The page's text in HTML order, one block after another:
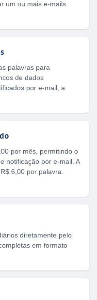
um ou mais e-mails
palavras para
de dados
por e-mail, a
por mês, permitindo o
notificação por e-mail. A
6,00 por palavra.
diretamente pelo
em formato